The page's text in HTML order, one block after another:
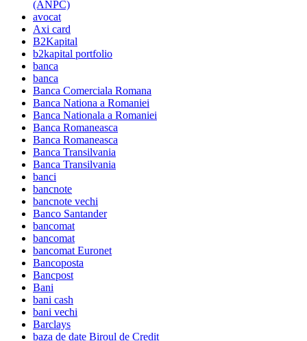
(ANPC)
avocat
Axi card
B2Kapital
b2kapital portfolio
banca
banca
Banca Comerciala Romana
Banca Nationa a Romaniei
Banca Nationala a Romaniei
Banca Romaneasca
Banca Romaneasca
Banca Transilvania
Banca Transilvania
banci
bancnote
bancnote vechi
Banco Santander
bancomat
bancomat
bancomat Euronet
Bancoposta
Bancpost
Bani
bani cash
bani vechi
Barclays
baza de date Biroul de Credit